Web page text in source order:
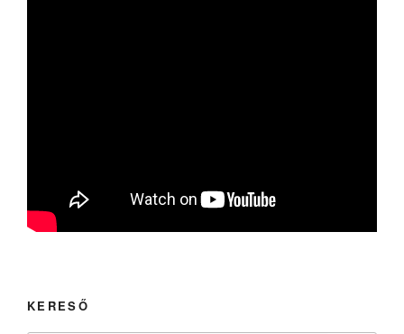
KERESŐ